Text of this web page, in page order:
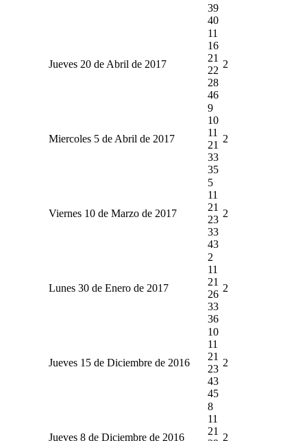
39
40
Jueves 20 de Abril de 2017
11
16
21
22
28
46
2
Miercoles 5 de Abril de 2017
9
10
11
21
33
35
2
Viernes 10 de Marzo de 2017
5
11
21
23
33
43
2
Lunes 30 de Enero de 2017
2
11
21
26
33
36
2
Jueves 15 de Diciembre de 2016
10
11
21
23
43
45
2
Jueves 8 de Diciembre de 2016
8
11
21
2